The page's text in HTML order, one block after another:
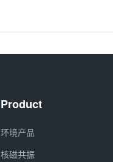
Product
环境产品
核磁共振